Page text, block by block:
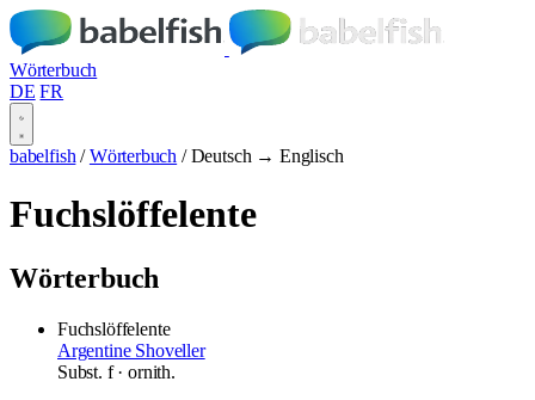
Wörterbuch
DE FR
babelfish / Wörterbuch / Deutsch → Englisch
Fuchslöffelente
Wörterbuch
Fuchslöffelente
Argentine Shoveller
Subst. f· ornith.